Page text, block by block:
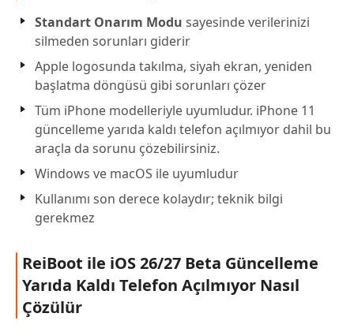
Standart Onarım Modu sayesinde verilerinizi
silmeden sorunları giderir
Apple logosunda takılma, siyah ekran, yeniden
başlatma döngüsü gibi sorunları çözer
Tüm iPhone modelleriyle uyumludur. iPhone 11
güncelleme yarıda kaldı telefon açılmıyor dahil bu
araçla da sorunu çözebilirsiniz.
Windows ve macOS ile uyumludur
Kullanımı son derece kolaydır; teknik bilgi
gerekmez
ReiBoot ile iOS 26/27 Beta Güncelleme
Yarıda Kaldı Telefon Açılmıyor Nasıl
Çözülür